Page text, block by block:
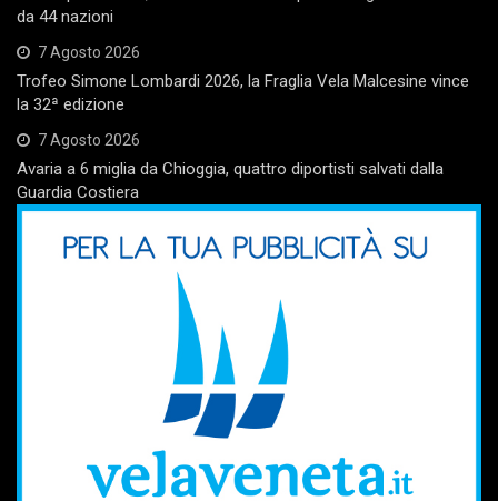
da 44 nazioni
7 Agosto 2026
Trofeo Simone Lombardi 2026, la Fraglia Vela Malcesine vince
la 32ª edizione
7 Agosto 2026
Avaria a 6 miglia da Chioggia, quattro diportisti salvati dalla
Guardia Costiera